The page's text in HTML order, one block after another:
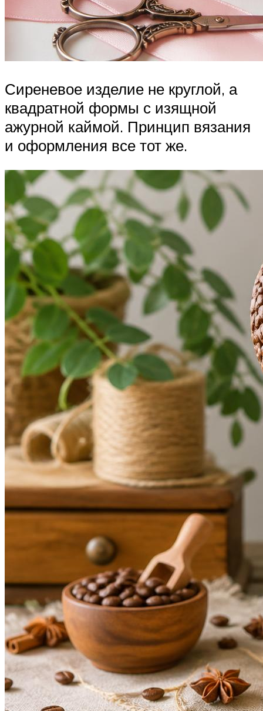
Сиреневое изделие не круглой, а
квадратной формы с изящной
ажурной каймой. Принцип вязания
и оформления все тот же.